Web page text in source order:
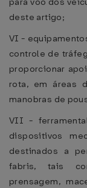
deste artigo;
VI -
controle de
proporcionar
rota, em áreas
manobras de
VII -
dispositivos
destinados a
fabris, tais
prensagem,